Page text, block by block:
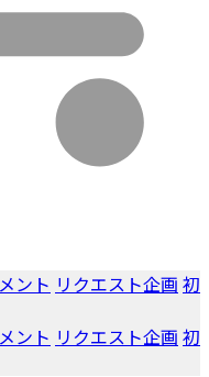
ント リクエスト企画 初
ント リクエスト企画 初